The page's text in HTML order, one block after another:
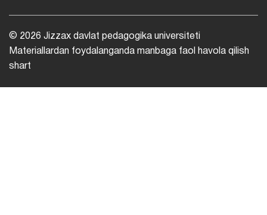
© 2026 Jizzax davlat pedagogika universiteti
Materiallardan foydalanganda manbaga faol havola qilish
shart